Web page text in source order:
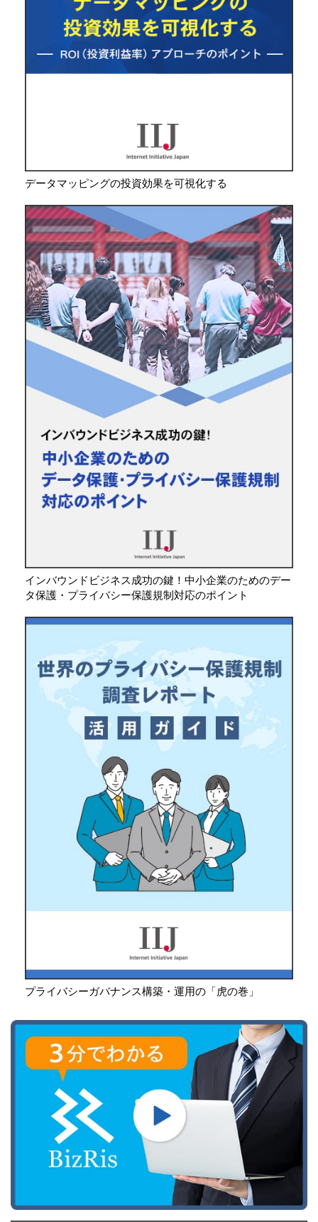
データマッピングの投資効果を可視化する
インバウンドビジネス成功の鍵！中小企業のためのデー
タ保護・プライバシー保護規制対応のポイント
プライバシーガバナンス構築・運用の「虎の巻」